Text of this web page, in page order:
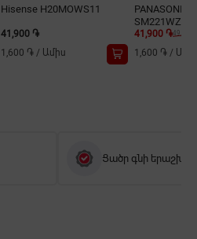
Hisense H20MOWS11
41,900 ֏
1,600 ֏ / Ամիս
PANASONIC
SM221WZPE
41,900 ֏49,900
1,600 ֏ /
Ցածր գնի երաշխիք